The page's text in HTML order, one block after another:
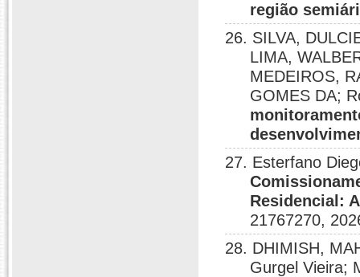
região
26. SILVA,
LIMA,
MEDEIROS,
GOMES DA;
27. Esterfano
Residencial:
21767270,
28. DHIMISH,
Gurgel Vieira;